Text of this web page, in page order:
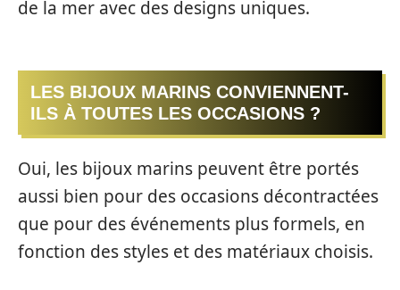
de la mer avec des designs uniques.
LES BIJOUX MARINS CONVIENNENT-
ILS À TOUTES LES OCCASIONS ?
Oui, les bijoux marins peuvent être portés
aussi bien pour des occasions décontractées
que pour des événements plus formels, en
fonction des styles et des matériaux choisis.